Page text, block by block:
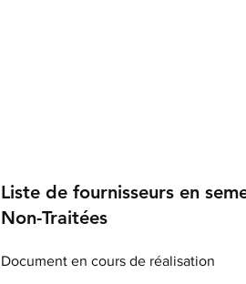
Liste de fournisseurs en
Non-Traitées
Document en cours de réalisation